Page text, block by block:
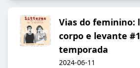
Vias do feminino:
corpo e levante
temporada
2024-06-11